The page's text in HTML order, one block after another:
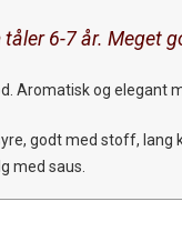
6-7 år. Meget
Aromatisk og elegant
godt med stoff, lang
med saus.